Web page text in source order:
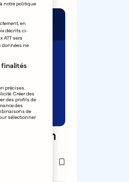
main en
notre politique
en
décrits ci-
ATT sera
données ne
finalités
précises.
Créer des
des profils de
des
de
sélectionner